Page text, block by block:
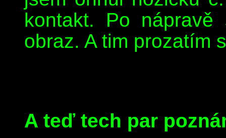
kontakt. Po
obraz. A tim prozatím
A teď tech par